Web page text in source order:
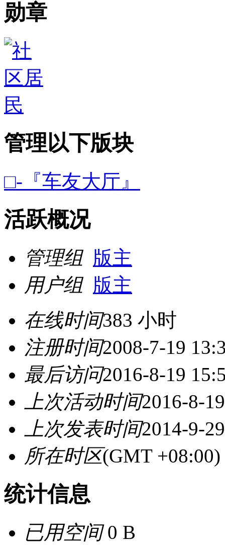
勋章
管理以下版块
□-『车友大厅』
活跃概况
管理组 版主
用户组 版主
在线时间383 小时
注册时间2008-7-19
最后访问2016-8-19
上次活动时间2016-8-
上次发表时间2014-9-
所在时区(GMT
统计信息
已用空间0 B